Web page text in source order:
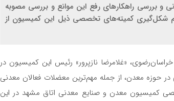
و بررسی راهکارهای رفع این موانع و بررسی مصوبه
شکل‌گیری کمیته‌های تخصصی ذیل این کمیسیون از
«غلامرضا نازپرور» رئیس این کمیسیون در
حوزه معدن، از جمله مهم‌ترین معضلات فعالان معدنی
کمیسیون معدن و صنایع معدنی اتاق مشهد در این